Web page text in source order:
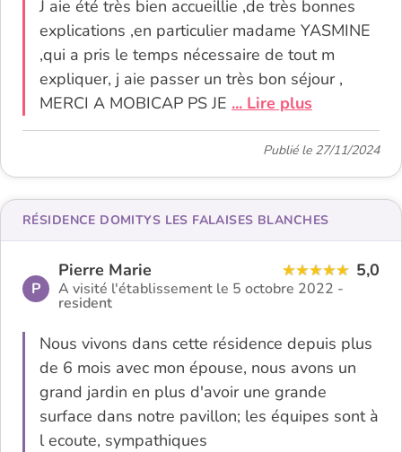
J aie été très bien accueillie ,de très bonnes
explications ,en particulier madame YASMINE
,qui a pris le temps nécessaire de tout m
expliquer, j aie passer un très bon séjour ,
MERCI A MOBICAP PS JE ... Lire plus
Publié le 27/11/2024
P
Pierre Marie 5,0
A visité l'établissement le 5 octobre 2022 -
resident
Nous vivons dans cette résidence depuis plus
de 6 mois avec mon épouse, nous avons un
grand jardin en plus d'avoir une grande
surface dans notre pavillon; les équipes sont à
l ecoute, sympathiques
RÉSIDENCE DOMITYS LES FALAISES BLANCHES